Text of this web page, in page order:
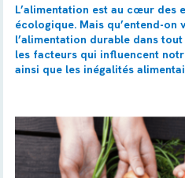
L’alimentation est au cœur des
écologique. Mais qu’entend-on
l’alimentation durable dans
les facteurs qui influencent
ainsi que les inégalités